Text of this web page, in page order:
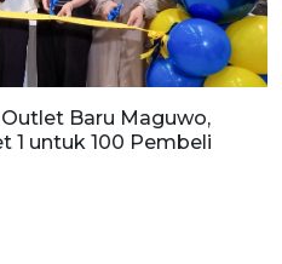
Baru Maguwo,
1 untuk 100 Pembeli